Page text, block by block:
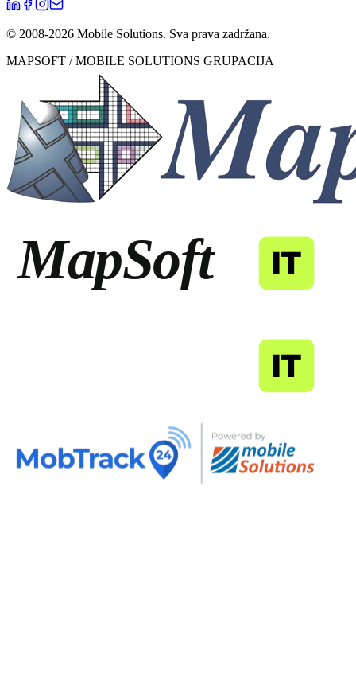
© 2008-2026 Mobile Solutions. Sva prava zadržana.
MAPSOFT / MOBILE SOLUTIONS GRUPACIJA
MapSoft IT
IT